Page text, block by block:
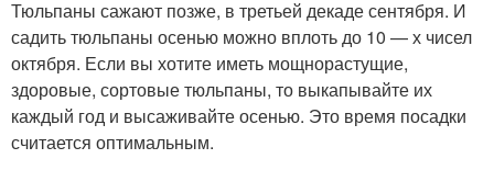
Тюльпаны сажают позже, в третьей декаде сентября. И
садить тюльпаны осенью можно вплоть до 10 — х чисел
октября. Если вы хотите иметь мощнорастущие,
здоровые, сортовые тюльпаны, то выкапывайте их
каждый год и высаживайте осенью. Это время посадки
считается оптимальным.